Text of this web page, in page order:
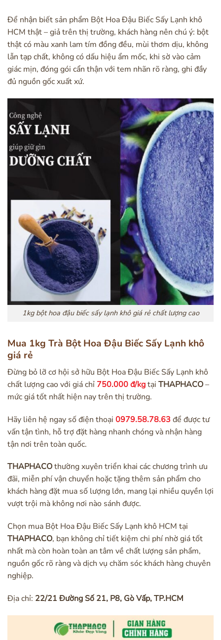
Để nhận biết sản phẩm Bột Hoa Đậu Biếc Sấy Lạnh khô
HCM thật – giả trên thị trường, khách hàng nên chú ý: bột
thật có màu xanh lam tím đồng đều, mùi thơm dịu, không
lẫn tạp chất, không có dấu hiệu ẩm mốc, khi sờ vào cảm
giác mịn, đóng gói cẩn thận với tem nhãn rõ ràng, ghi đầy
đủ nguồn gốc xuất xứ.
1kg bột hoa đậu biếc sấy lạnh khô giá rẻ chất lượng cao
Mua 1kg Trà Bột Hoa Đậu Biếc Sấy Lạnh khô
giá rẻ
Đừng bỏ lỡ cơ hội sở hữu Bột Hoa Đậu Biếc Sấy Lạnh khô
chất lượng cao với giá chỉ 750.000 đ/kgtại THAPHACO–
mức giá tốt nhất hiện nay trên thị trường.
Hãy liên hệ ngay số điện thoại 0979.58.78.63 để được tư
vấn tận tình, hỗ trợ đặt hàng nhanh chóng và nhận hàng
tận nơi trên toàn quốc.
THAPHACOthường xuyên triển khai các chương trình ưu
đãi, miễn phí vận chuyển hoặc tặng thêm sản phẩm cho
khách hàng đặt mua số lượng lớn, mang lại nhiều quyền lợi
vượt trội mà không nơi nào sánh được.
Chọn mua Bột Hoa Đậu Biếc Sấy Lạnh khô HCM tại
THAPHACO, bạn không chỉ tiết kiệm chi phí nhờ giá tốt
nhất mà còn hoàn toàn an tâm về chất lượng sản phẩm,
nguồn gốc rõ ràng và dịch vụ chăm sóc khách hàng chuyên
nghiệp.
Địa chỉ: 22/21 Đường Số 21, P8, Gò Vấp, TP.HCM